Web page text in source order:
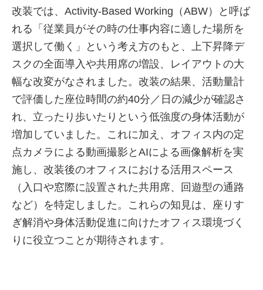
改装では、Activity-Based Working（ABW）と呼ば
れる「従業員がその時の仕事内容に適した場所を
選択して働く」という考え方のもと、上下昇降デ
スクの全面導入や共用席の増設、レイアウトの大
幅な改変がなされました。改装の結果、活動量計
で評価した座位時間の約40分／日の減少が確認さ
れ、立ったり歩いたりという低強度の身体活動が
増加していました。これに加え、オフィス内の定
点カメラによる動画撮影とAIによる画像解析を実
施し、改装後のオフィスにおける活用スペース
（入口や窓際に設置された共用席、回遊型の通路
など）を特定しました。これらの知見は、座りす
ぎ解消や身体活動促進に向けたオフィス環境づく
りに役立つことが期待されます。